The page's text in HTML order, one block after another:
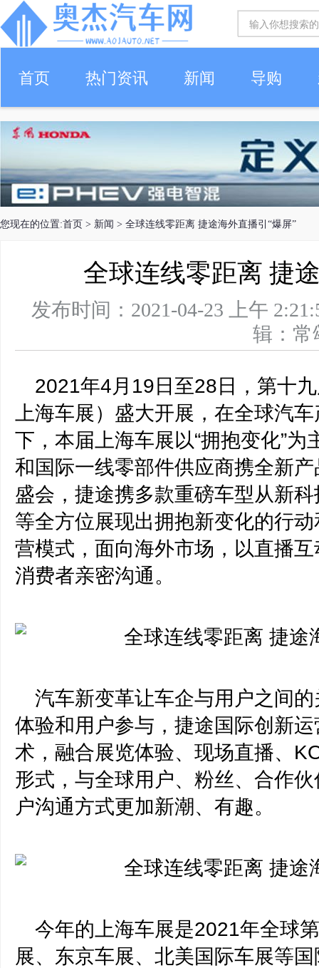
首页 热门资讯 新闻 导购
您现在的位置:首页 > 新闻 > 全球连线零距离 捷途海外直播引“爆屏”
全球连线零距离 捷
发布时间：2021-04-23 上午
辑：
2021年4月19日至28日，第十
上海车展）盛大开展，在全球汽
下，本届上海车展以“拥抱变化”
和国际一线零部件供应商携全新
盛会，捷途携多款重磅车型从新
等全方位展现出拥抱新变化的行
营模式，面向海外市场，以直播
消费者亲密沟通。
汽车新变革让车企与用户之间
体验和用户参与，捷途国际创新
术，融合展览体验、现场直播、
形式，与全球用户、粉丝、合作
户沟通方式更加新潮、有趣。
今年的上海车展是2021年全球
展、东京车展、北美国际车展等